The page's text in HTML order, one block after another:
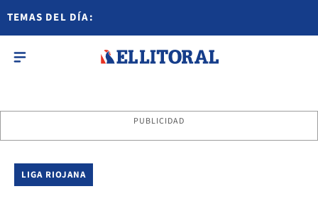
TEMAS DEL DÍA:
PUBLICIDAD
LIGA RIOJANA